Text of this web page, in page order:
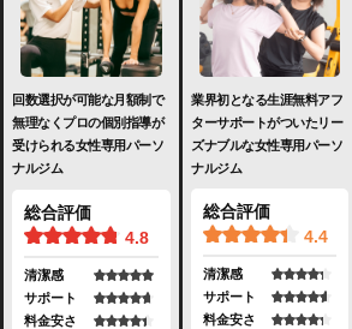
回数選択が可能な月額制で
無理なくプロの個別指導が
受けられる女性専用パーソ
ナルジム
総合評価
4.8
清潔感
サポート
料金安さ
業界初となる生涯無料アフ
ターサポートがついたリー
ズナブルな女性専用パーソ
ナルジム
総合評価
4.4
清潔感
サポート
料金安さ